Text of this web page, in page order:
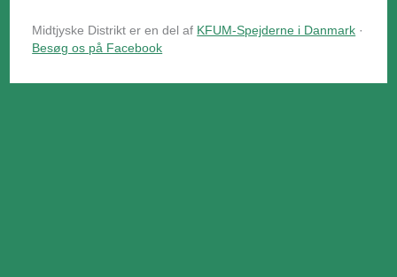
Midtjyske Distrikt er en del af KFUM-Spejderne i Danmark ·
Besøg os på Facebook